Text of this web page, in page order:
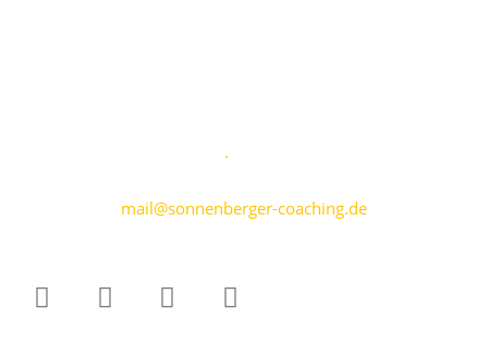
·
mail@sonnenberger-coaching.de